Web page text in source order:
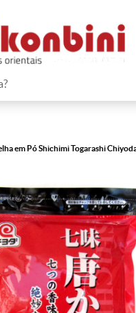
em Pó Shichimi Togarashi